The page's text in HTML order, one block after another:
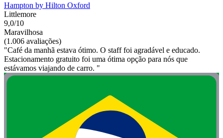
Hampton by Hilton Oxford
Littlemore
9,0/10
Maravilhosa
(1.006 avaliações)
"Café da manhã estava ótimo. O staff foi agradável e educado.
Estacionamento gratuito foi uma ótima opção para nós que
estávamos viajando de carro. "